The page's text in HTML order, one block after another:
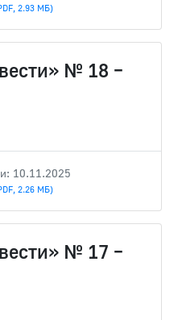
2.93 МБ)
№ 18 –
10.11.2025
2.26 МБ)
№ 17 –